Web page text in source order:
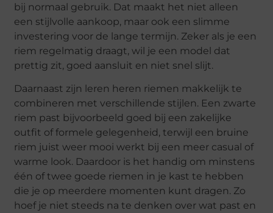
bij normaal gebruik. Dat maakt het niet alleen
een stijlvolle aankoop, maar ook een slimme
investering voor de lange termijn. Zeker als je een
riem regelmatig draagt, wil je een model dat
prettig zit, goed aansluit en niet snel slijt.
Daarnaast zijn leren heren riemen makkelijk te
combineren met verschillende stijlen. Een zwarte
riem past bijvoorbeeld goed bij een zakelijke
outfit of formele gelegenheid, terwijl een bruine
riem juist weer mooi werkt bij een meer casual of
warme look. Daardoor is het handig om minstens
één of twee goede riemen in je kast te hebben
die je op meerdere momenten kunt dragen. Zo
hoef je niet steeds na te denken over wat past en